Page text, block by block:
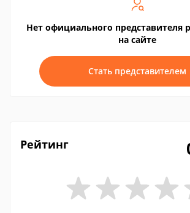
Нет официального представителя
на сайте
Стать представителем
Рейтинг